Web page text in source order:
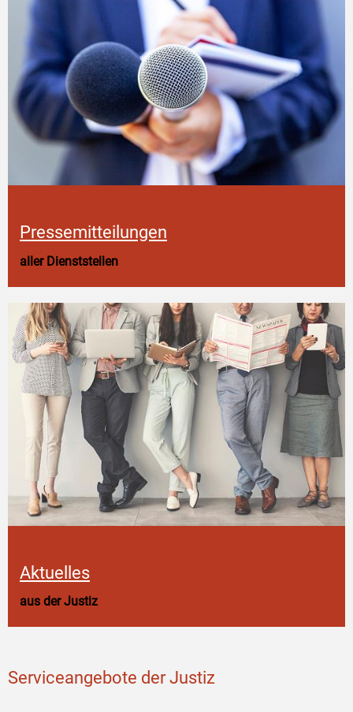
Pressemitteilungen
aller Dienststellen
Aktuelles
aus der Justiz
Serviceangebote der Justiz